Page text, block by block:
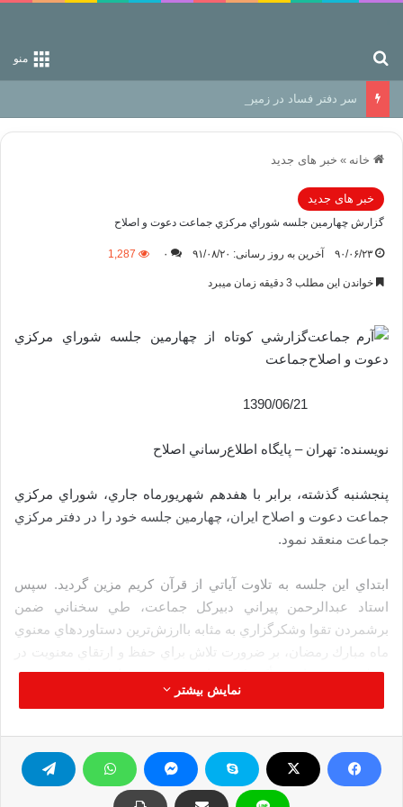
منو
سر دفتر فساد در زمین‌، دوری وکناره‌گیری از راه خداست‌!
خانه » خبر های جدید
خبر های جدید
گزارش چهارمين جلسه شوراي مركزي جماعت دعوت و اصلاح
۹۰/۰۶/۲۳ آخرین به روز رسانی: ۹۱/۰۸/۲۰ ۰ 1,287
خواندن این مطلب 3 دقیقه زمان میبرد
گزارشي كوتاه از چهارمين جلسه شوراي مركزي
جماعت
1390/06/21
نویسنده: تهران – پايگاه اطلاع‌رساني اصلاح
پنجشنبه گذشته، برابر با هفدهم شهريورماه جاري، شوراي مركزي
جماعت دعوت و اصلاح ايران، چهارمين جلسه خود را در دفتر مركزي
جماعت منعقد نمود.
ابتداي اين جلسه به تلاوت آياتي از قرآن كريم مزين گرديد. سپس
استاد عبدالرحمن پيراني دبيركل جماعت، طي سخناني ضمن
برشمردن تقوا وشكرگزاري به مثابه باارزش‌ترين دستاوردهاي معنوي
ماه مبارك رمضان، بر ضرورت تلاش براي حفظ و ارتقاي معنويت در
سطح فرد و جامعه تأكيد كرد و افزود: بشر همواره نيازمند معنويت
است و ماه رمضان، فرصتي گران‌بهاست كه هرسال يكبار زمينه
شكيبايي، امانت‌داري، مراقبت از نفس وپرهيز از زمينه‌هاي معصيت،
از جمله نتايج بسيار ارزشمند مدرسه رمضان است.
نمایش بیشتر